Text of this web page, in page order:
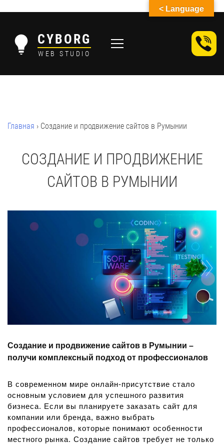
content
CYBORG
WEB STUDIO
Главная › Создание и продвижение сайтов в Румынии
СОЗДАНИЕ И ПРОДВИЖЕНИЕ
САЙТОВ В РУМЫНИИ
Создание и продвижение сайтов в Румынии –
получи комплексный подход от профессионалов
В современном мире онлайн-присутствие стало
основным условием для успешного развития
бизнеса. Если вы планируете заказать сайт для
компании или бренда, важно выбрать
профессионалов, которые понимают особенности
местного рынка. Создание сайтов требует не только
< Language